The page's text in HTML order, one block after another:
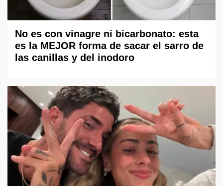
No es con vinagre ni bicarbonato: esta
es la MEJOR forma de sacar el sarro de
las canillas y del inodoro